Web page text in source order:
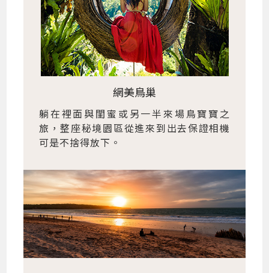
網美鳥巢
躺在裡面與閨蜜或另一半來場鳥寶寶之
旅，整座秘境園區從進來到出去保證相機
可是不捨得放下。